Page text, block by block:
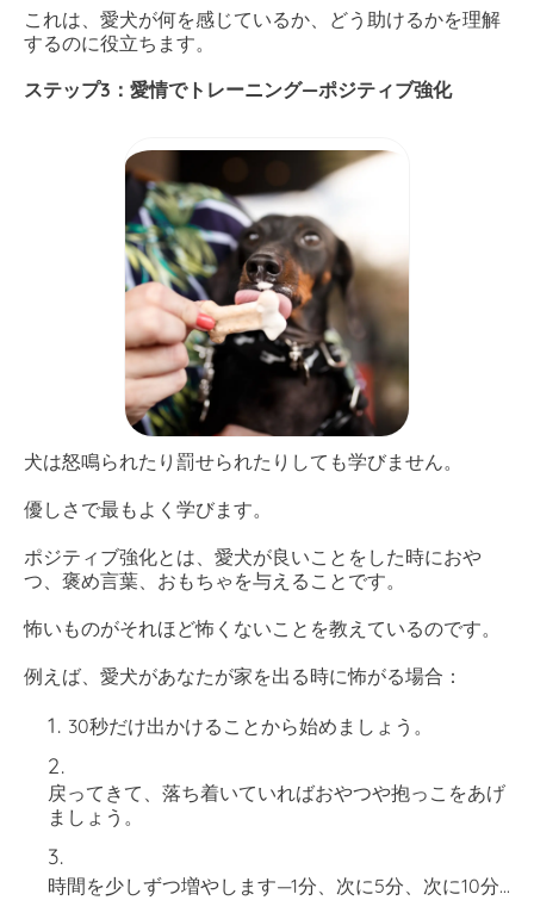
これは、愛犬が何を感じているか、どう助けるかを理解
するのに役立ちます。
ステップ3：愛情でトレーニング—ポジティブ強化
犬は怒鳴られたり罰せられたりしても学びません。
優しさで最もよく学びます。
ポジティブ強化とは、愛犬が良いことをした時におや
つ、褒め言葉、おもちゃを与えることです。
怖いものがそれほど怖くないことを教えているのです。
例えば、愛犬があなたが家を出る時に怖がる場合：
30秒だけ出かけることから始めましょう。
戻ってきて、落ち着いていればおやつや抱っこをあげ
ましょう。
時間を少しずつ増やします—1分、次に5分、次に10分...